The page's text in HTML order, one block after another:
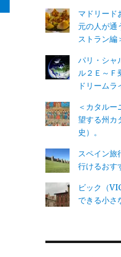
マドリード
元の人が通
ストラン編
パリ・シャ
ル２Ｅ～Ｆ
ドリーム
＜カタル
望する州カ
史）。
スペイン旅
行けるおす
ビック（
できる小さ